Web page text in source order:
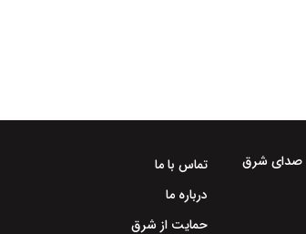
صدای شرق
تماس با ما
درباره ما
حمایت از شرق